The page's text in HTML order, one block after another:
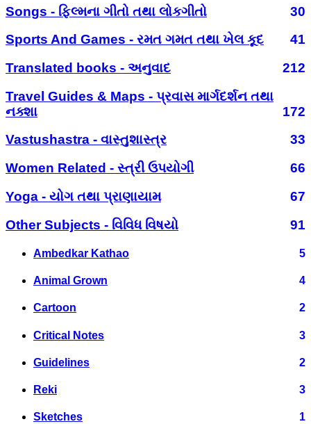
Songs - ફિલ્મના ગીતો તથા લોકગીતો
30
Sports And Games - રમત ગમત તથા ખેલ કૂદ
41
Translated books - અનુવાદ
212
Travel Guides & Maps - પ્રવાસ માર્ગદર્શન તથા
નક્શા
172
Vastushastra - વાસ્તુશાસ્ત્ર
33
Women Related - સ્ત્રી ઉપયોગી
66
Yoga - યોગ તથા પ્રાણાયામ
67
Other Subjects - વિવિધ વિષયો
91
Ambedkar Kathao 5
Animal Grown 4
Cartoon 2
Critical Notes 3
Guidelines 2
Reki 3
Sketches 1